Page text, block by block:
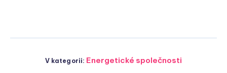
V kategorii: Energetické společnosti